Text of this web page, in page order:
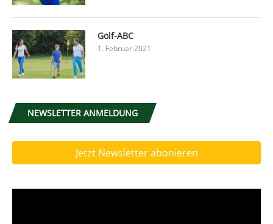
Golf-ABC
1. Februar 2021
NEWSLETTER ANMELDUNG
Jetzt Newsletter abonieren